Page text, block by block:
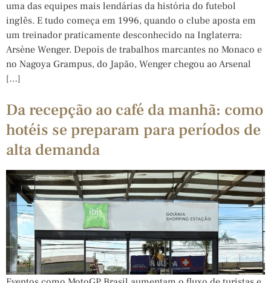
uma das equipes mais lendárias da história do futebol
inglês. E tudo começa em 1996, quando o clube aposta em
um treinador praticamente desconhecido na Inglaterra:
Arsène Wenger. Depois de trabalhos marcantes no Monaco e
no Nagoya Grampus, do Japão, Wenger chegou ao Arsenal
[…]
Da recepção ao café da manhã: como
hotéis se preparam para períodos de
alta demanda